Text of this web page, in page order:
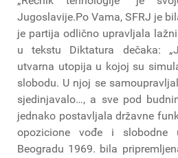
Jugoslavije.Po Vama, SFRJ je
je partija odlično upravljala
u tekstu Diktatura dečaka:
utvarna utopija u kojoj su
slobodu. U njoj se
sjedinjavalo…, a sve pod
jednako postavljala državne
opozicione vođe i slobodne
Beogradu 1969. bila